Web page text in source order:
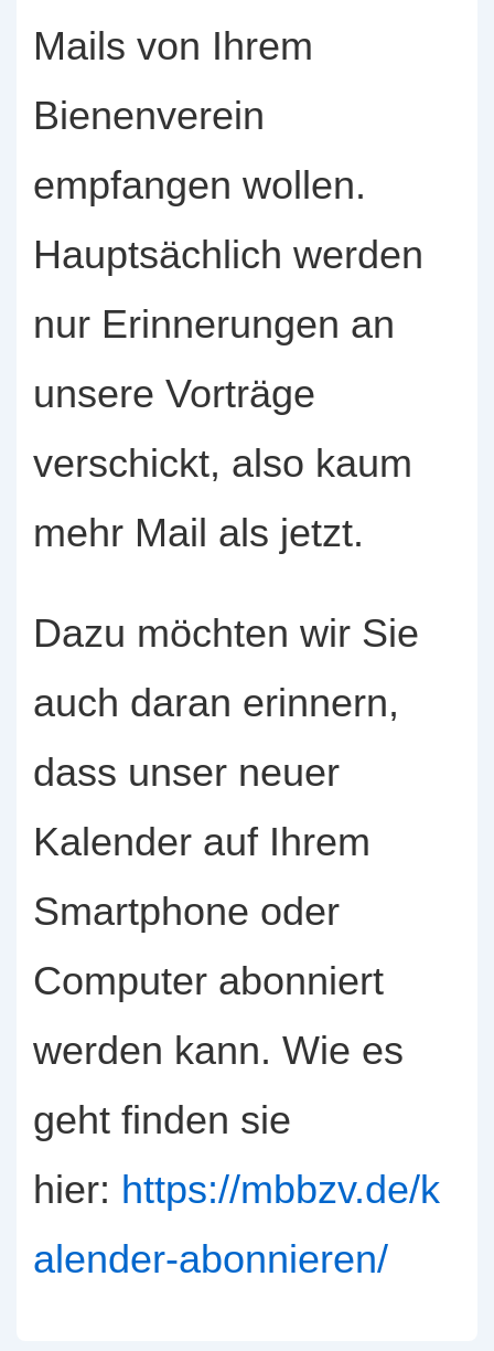
Mails von Ihrem
Bienenverein
empfangen wollen.
Hauptsächlich werden
nur Erinnerungen an
unsere Vorträge
verschickt, also kaum
mehr Mail als jetzt.
Dazu möchten wir Sie
auch daran erinnern,
dass unser neuer
Kalender auf Ihrem
Smartphone oder
Computer abonniert
werden kann. Wie es
geht finden sie
hier: https://mbbzv.de/k
alender-abonnieren/